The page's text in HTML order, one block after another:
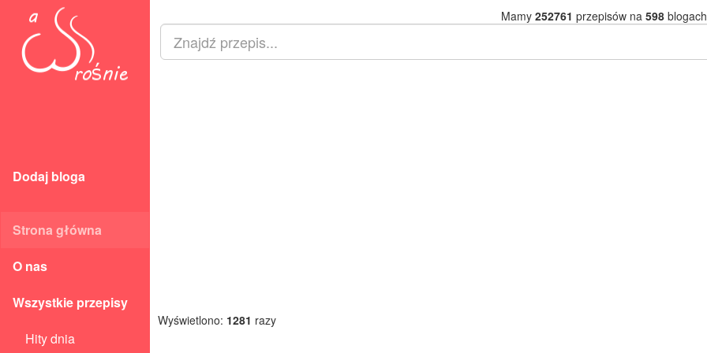
Dodaj bloga
Strona główna
O nas
Wszystkie przepisy
Hity dnia
Mamy 252761 przepisów na 598
Wyświetlono: 1281 razy